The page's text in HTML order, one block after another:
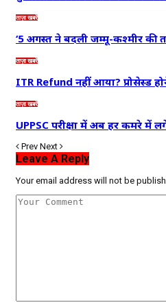
ताज़ा खबरें
‘5 अगस्त ने बदली जम्मू-कश्मीर की
ताज़ा खबरें
ITR Refund नहीं आया? प्रोसेस्ड
ताज़ा खबरें
UPPSC परीक्षा में अब हर कमरे
Prev Next
Leave A Reply
Your email address will not be